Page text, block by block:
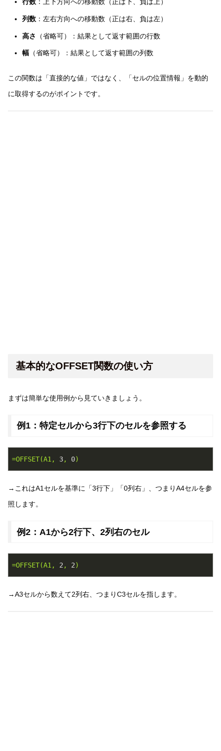
列数：左右方向への移動数（正は右、負は左）
高さ （省略可）：結果として返す範囲の行数
幅（省略可）：結果として返す範囲の列数
この関数は「直接的な値」ではなく、「セルの位置情報」を動的
に取得するのがポイントです。
基本的なOFFSET関数の使い方
まずは簡単な使用例から見ていきましょう。
例1：特定セルから3行下のセルを参照する
=OFFSET(A1, 3, 0)
→これはA1セルを基準に「3行下」「0列右」、つまりA4セルを参
照します。
例2：A1から2行下、2列右のセル
=OFFSET(A1, 2, 2)
→A3セルから数えて2列右、つまりC3セルを指します。